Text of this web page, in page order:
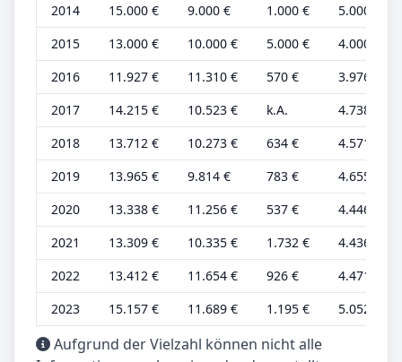
2014
15.000 € 9.000 € 1.000 €
5.000 €
2015
13.000 € 10.000 € 5.000 €
4.000 €
2016
11.927 € 11.310 € 570 €
3.976 €
2017
14.215 € 10.523 € k.A.
4.738 €
2018
13.712 € 10.273 € 634 €
4.571 €
2019
13.965 € 9.814 € 783 €
4.655 €
2020
13.338 € 11.256 € 537 €
4.446 €
2021
13.309 € 10.335 € 1.732 €
4.436 €
2022
13.412 € 11.654 € 926 €
4.471 €
2023
15.157 € 11.689 € 1.195 € 5.052 €
Aufgrund der Vielzahl können nicht alle